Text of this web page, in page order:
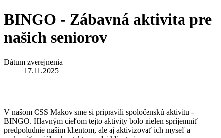
BINGO - Zábavná aktivita pre
našich seniorov
Dátum zverejnenia
17.11.2025
V našom CSS Makov sme si pripravili spoločenskú aktivitu -
BINGO. Hlavným cieľom tejto aktivity bolo nielen spríjemniť
predpoludnie našim klientom, ale aj aktivizovať ich myseľ a